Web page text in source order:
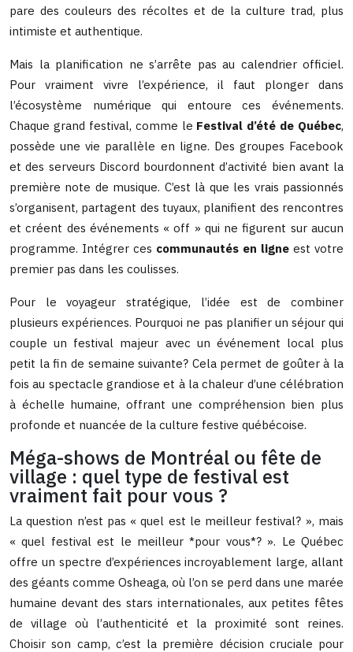
pare des couleurs des récoltes et de la culture trad, plus
intimiste et authentique.
Mais la planification ne s’arrête pas au calendrier officiel.
Pour vraiment vivre l’expérience, il faut plonger dans
l’écosystème numérique qui entoure ces événements.
Chaque grand festival, comme le Festival d’été de Québec,
possède une vie parallèle en ligne. Des groupes Facebook
et des serveurs Discord bourdonnent d’activité bien avant la
première note de musique. C’est là que les vrais passionnés
s’organisent, partagent des tuyaux, planifient des rencontres
et créent des événements « off » qui ne figurent sur aucun
programme. Intégrer ces communautés en ligne est votre
premier pas dans les coulisses.
Pour le voyageur stratégique, l’idée est de combiner
plusieurs expériences. Pourquoi ne pas planifier un séjour qui
couple un festival majeur avec un événement local plus
petit la fin de semaine suivante? Cela permet de goûter à la
fois au spectacle grandiose et à la chaleur d’une célébration
à échelle humaine, offrant une compréhension bien plus
profonde et nuancée de la culture festive québécoise.
Méga-shows de Montréal ou fête de
village : quel type de festival est
vraiment fait pour vous ?
La question n’est pas « quel est le meilleur festival? », mais
« quel festival est le meilleur *pour vous*? ». Le Québec
offre un spectre d’expériences incroyablement large, allant
des géants comme Osheaga, où l’on se perd dans une marée
humaine devant des stars internationales, aux petites fêtes
de village où l’authenticité et la proximité sont reines.
Choisir son camp, c’est la première décision cruciale pour